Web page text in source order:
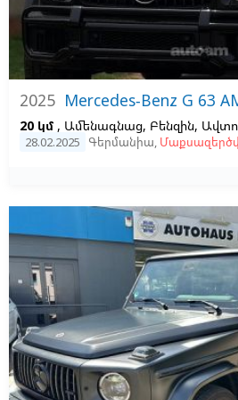
2025 Mercedes-Benz G 63
20 կմ , Ամենագնաց, Բենզին,
28.02.2025 Գերմանիա,